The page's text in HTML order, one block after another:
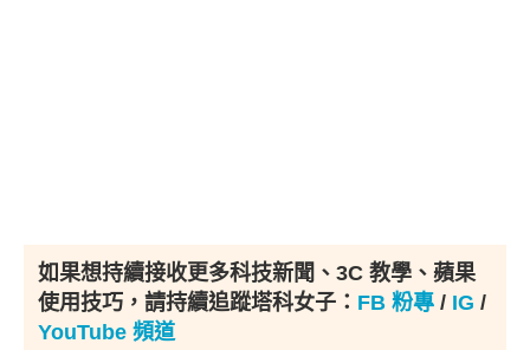
如果想持續接收更多科技新聞、3C 教學、蘋果
使用技巧，請持續追蹤塔科女子： FB 粉專 / IG /
YouTube 頻道